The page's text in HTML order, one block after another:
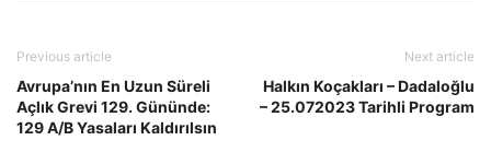
Previous article
Avrupa’nın En Uzun Süreli
Açlık Grevi 129. Gününde:
129 A/B Yasaları Kaldırılsın
Next article
Halkın Koçakları – Dadaloğlu
– 25.072023 Tarihli Program